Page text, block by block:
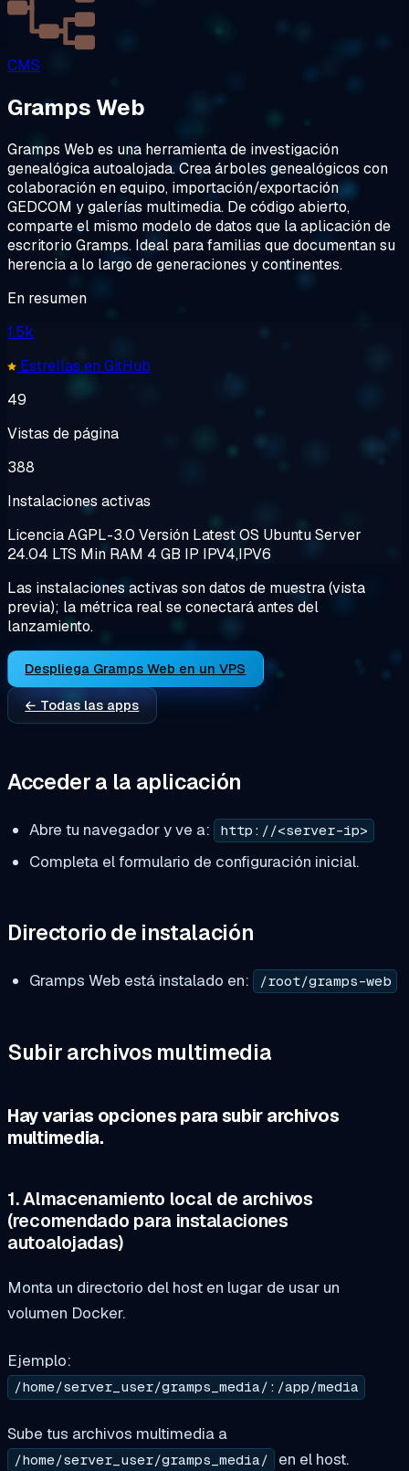
CMS
Gramps Web
Gramps Web es una herramienta de investigación
genealógica autoalojada. Crea árboles genealógicos con
colaboración en equipo, importación/exportación
GEDCOM y galerías multimedia. De código abierto,
comparte el mismo modelo de datos que la aplicación de
escritorio Gramps. Ideal para familias que documentan su
herencia a lo largo de generaciones y continentes.
En resumen
1.5k
Estrellas en GitHub
49
Vistas de página
388
Instalaciones activas
LicenciaAGPL-3.0 Versión LatestOS Ubuntu Server
24.04 LTS Min RAM 4 GB IP IPV4,IPV6
Las instalaciones activas son datos de muestra (vista
previa); la métrica real se conectará antes del
lanzamiento.
Despliega Gramps Web en un VPS
← Todas las apps
Acceder a la aplicación
Abre tu navegador y ve a: http://<server-ip>
Completa el formulario de configuración inicial.
Directorio de instalación
Gramps Web está instalado en: /root/gramps-web
Subir archivos multimedia
Hay varias opciones para subir archivos
multimedia.
1. Almacenamiento local de archivos
(recomendado para instalaciones
autoalojadas)
Monta un directorio del host en lugar de usar un
volumen Docker.
Ejemplo:
/home/server_user/gramps_media/:/app/media
Sube tus archivos multimedia a
/home/server_user/gramps_media/ en el host.